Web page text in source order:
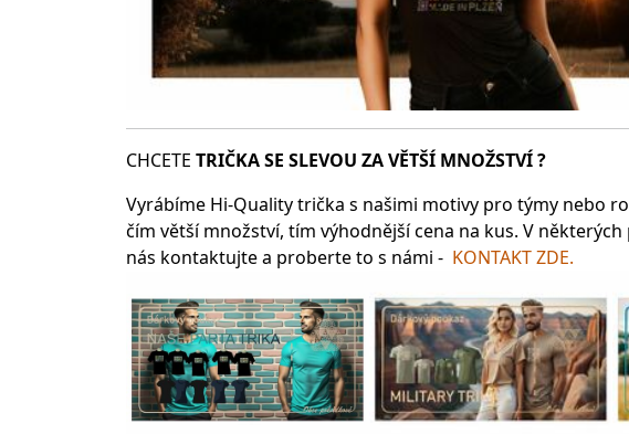
CHCETE TRIČKA SE SLEVOU ZA VĚTŠÍ MNOŽSTVÍ ?
Vyrábíme Hi-Quality trička s našimi motivy pro týmy nebo
čím větší množství, tím výhodnější cena na kus. V
nás kontaktujte a proberte to s námi - KONTAKT ZDE.